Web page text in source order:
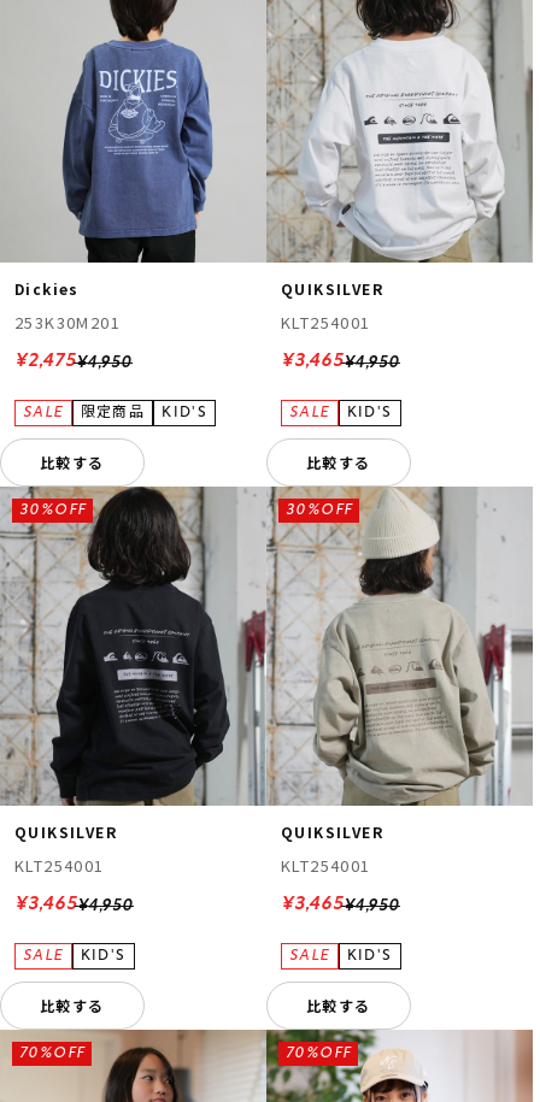
Dickies
253K30M201
¥4,950
¥2,475
比較する
QUIKSILVER
KLT254001
¥4,950
¥3,465
比較する
QUIKSILVER
KLT254001
¥4,950
30%OFF
¥3,465
比較する
QUIKSILVER
KLT254001
¥4,950
30%OFF
¥3,465
比較する
70%OFF 70%OFF